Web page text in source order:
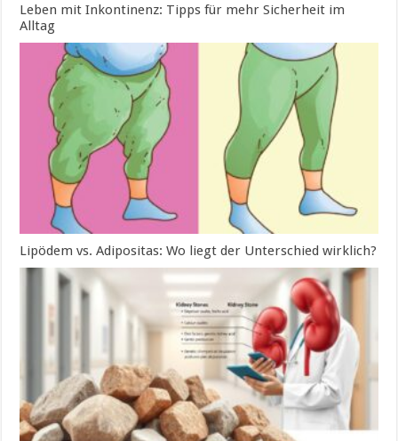
Leben mit Inkontinenz: Tipps für mehr Sicherheit im
Alltag
Lipödem vs. Adipositas: Wo liegt der Unterschied wirklich?